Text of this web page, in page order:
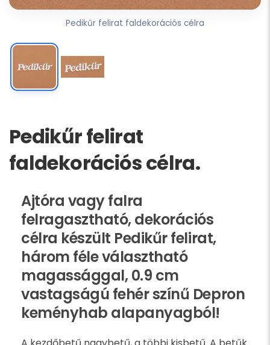
Pedikűr felirat faldekorációs célra
Pedikűr felirat
faldekorációs célra.
Ajtóra vagy falra
felragasztható, dekorációs
célra készült Pedikűr felirat,
három féle választható
magassággal, 0.9 cm
vastagságú fehér színű Depron
keményhab alapanyagból!